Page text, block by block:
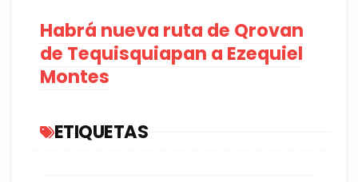
Habrá nueva ruta de Qrovan
de Tequisquiapan a Ezequiel
Montes
ETIQUETAS